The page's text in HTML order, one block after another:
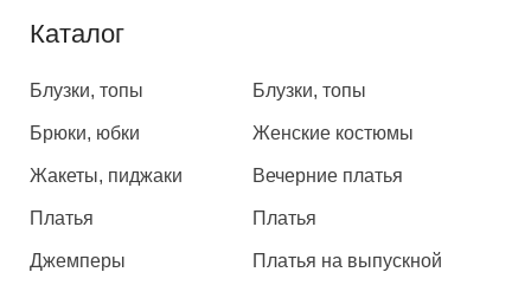
Каталог
Блузки, топы
Брюки, юбки
Жакеты, пиджаки
Платья
Джемперы
Блузки, топы
Женские костюмы
Вечерние платья
Платья
Платья на выпускной